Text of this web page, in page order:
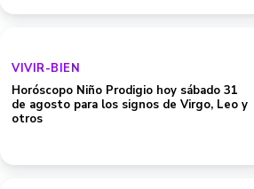
VIVIR-BIEN
Horóscopo Niño Prodigio hoy sábado 31
de agosto para los signos de Virgo, Leo y
otros